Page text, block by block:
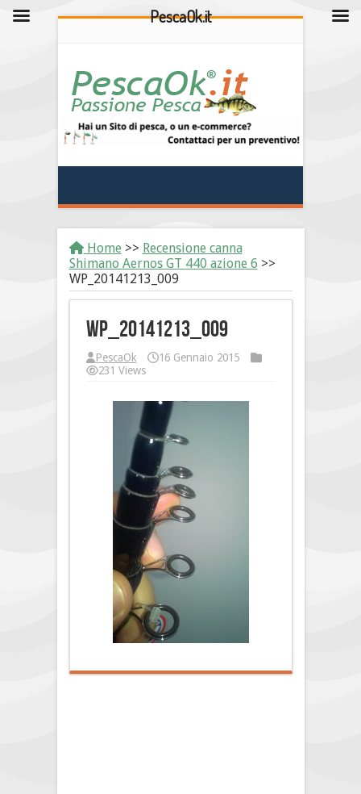
Home >> Recensione canna
Shimano Aernos GT 440 azione 6 >>
WP_20141213_009
WP_20141213_009
PescaOk
16 Gennaio 2015
231 Views
PescaOk.it